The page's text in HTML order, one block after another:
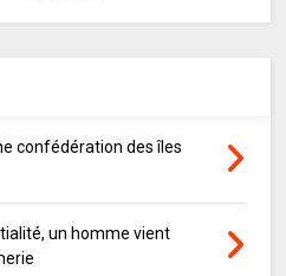
confédération des îles
un homme vient